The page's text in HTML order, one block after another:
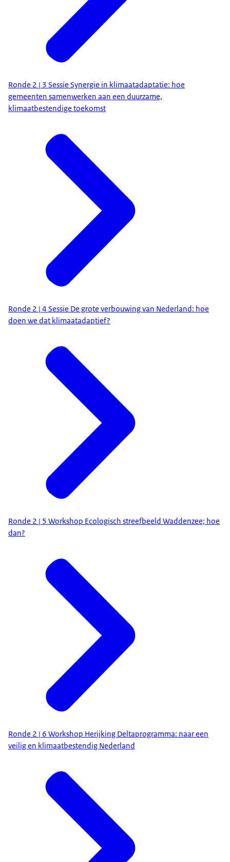
Ronde 2 | 3 Sessie Synergie in klimaatadaptatie: hoe
gemeenten samenwerken aan een duurzame,
klimaatbestendige toekomst
Ronde 2 | 4 Sessie De grote verbouwing van Nederland: hoe
doen we dat klimaatadaptief?
Ronde 2 | 5 Workshop Ecologisch streefbeeld Waddenzee; hoe
dan?
Ronde 2 | 6 Workshop Herijking Deltaprogramma: naar een
veilig en klimaatbestendig Nederland